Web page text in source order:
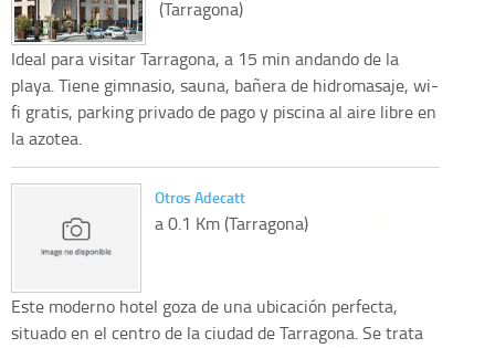
(Tarragona)
Ideal para visitar Tarragona, a 15 min andando de la
playa. Tiene gimnasio, sauna, bañera de hidromasaje, wi-
fi gratis, parking privado de pago y piscina al aire libre en
la azotea.
Otros Adecatt
a 0.1 Km (Tarragona)
Este moderno hotel goza de una ubicación perfecta,
situado en el centro de la ciudad de Tarragona. Se trata